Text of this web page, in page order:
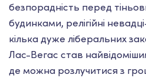
безпорадність перед
будинками, релігійні
кілька дуже ліберальних
Лас-Вегас став
де можна розлучитися з